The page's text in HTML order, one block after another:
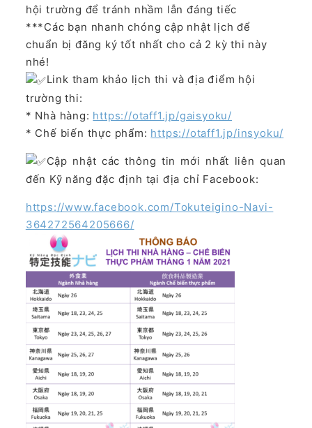
hội trường để tránh nhầm lẫn đáng tiếc
***Các bạn nhanh chóng cập nhật lịch để
chuẩn bị đăng ký tốt nhất cho cả 2 kỳ thi này
nhé!
Link tham khảo lịch thi và địa điểm hội
trường thi:
* Nhà hàng: https://otaff1.jp/gaisyoku/
* Chế biến thực phẩm: https://otaff1.jp/insyoku/
Cập nhật các thông tin mới nhất liên quan
đến Kỹ năng đặc định tại địa chỉ Facebook:
https://www.facebook.com/Tokuteigino-Navi-
364272564205666/